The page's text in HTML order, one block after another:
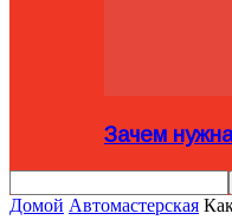
Зачем
Домой Автомастерская